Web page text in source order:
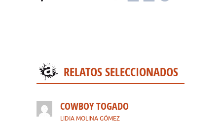
RELATOS SELECCIONADOS
COWBOY TOGADO
LIDIA MOLINA GÓMEZ